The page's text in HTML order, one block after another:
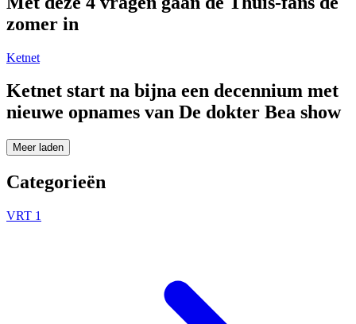
zomer in
Ketnet
Ketnet start na bijna een decennium met
nieuwe opnames van De dokter Bea show
Meer laden
Categorieën
VRT 1